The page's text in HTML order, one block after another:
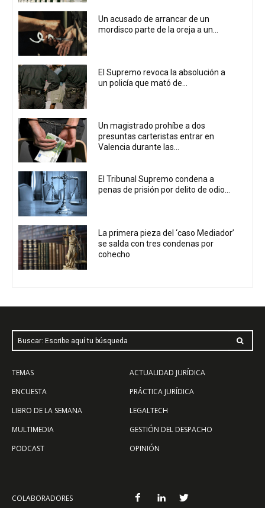
Un acusado de arrancar de un
mordisco parte de la oreja a un...
El Supremo revoca la absolución a
un policía que mató de...
Un magistrado prohíbe a dos
presuntas carteristas entrar en
Valencia durante las...
El Tribunal Supremo condena a
penas de prisión por delito de odio...
La primera pieza del ‘caso Mediador’
se salda con tres condenas por
cohecho
Buscar: Escribe aquí tu búsqueda
TEMAS
ENCUESTA
LIBRO DE LA SEMANA
MULTIMEDIA
PODCAST
ACTUALIDAD JURÍDICA
PRÁCTICA JURÍDICA
LEGALTECH
GESTIÓN DEL DESPACHO
OPINIÓN
COLABORADORES